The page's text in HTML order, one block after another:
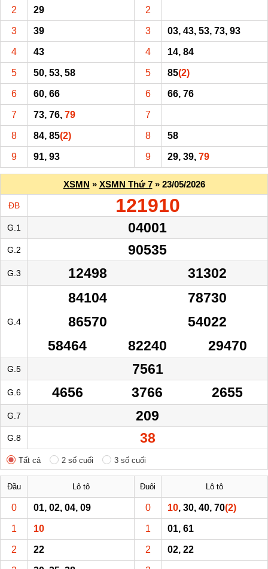
2 29 2
3 39 3 03, 43, 53, 73, 93
4 43 4 14, 84
5 50, 53, 58 5 85(2)
6 60, 66 6 66, 76
7 73, 76, 79 7
8 84, 85(2) 8 58
9 91, 93 9 29, 39, 79
XSMN » XSMN Thứ 7» 23/05/2026
ĐB 121910
G.1 04001
G.2 90535
G.3 12498 31302
G.4
84104
78730
86570
54022
58464
82240 29470
G.5 7561
G.6 4656 3766 2655
G.7 209
G.8 38
Tất cả 2 số cuối 3 số cuối
Đầu Lô tô Đuôi Lô tô
0 01, 02, 04, 09 0 10, 30, 40, 70(2)
1 10 1 01, 61
2 22 2 02, 22